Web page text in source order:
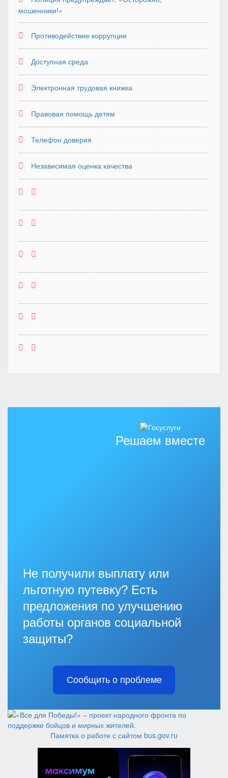
мошенники!»
Противодействие коррупции
Доступная среда
Электронная трудовая книжка
Правовая помощь детям
Телефон доверия
Независимая оценка качества
Решаем вместе
Не получили выплату или
льготную путевку? Есть
предложения по улучшению
работы органов социальной
защиты?
Сообщить о проблеме
Памятка о работе с сайтом bus.gov.ru